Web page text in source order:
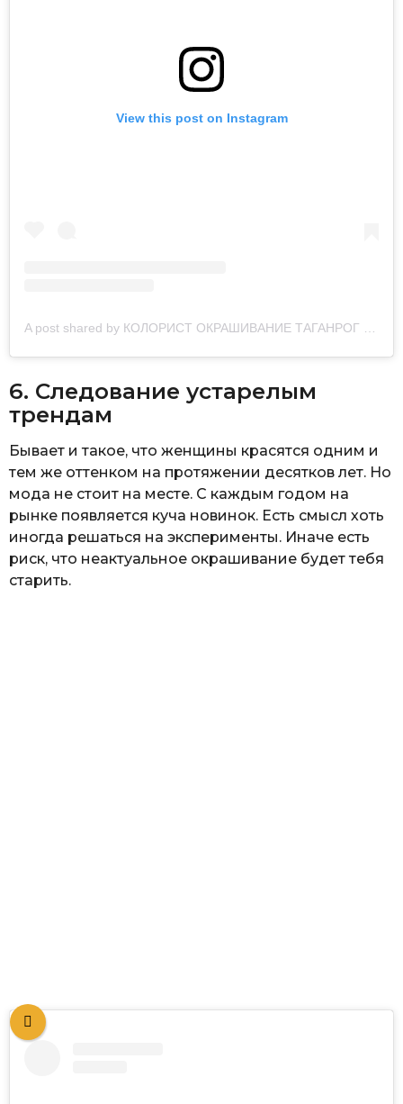
View this post on Instagram
A post shared by КОЛОРИСТ ОКРАШИВАНИЕ ТАГАНРОГ (@colorist_v4)
6. Следование устарелым
трендам
Бывает и такое, что женщины красятся одним и
тем же оттенком на протяжении десятков лет. Но
мода не стоит на месте. С каждым годом на
рынке появляется куча новинок. Есть смысл хоть
иногда решаться на эксперименты. Иначе есть
риск, что неактуальное окрашивание будет тебя
старить.